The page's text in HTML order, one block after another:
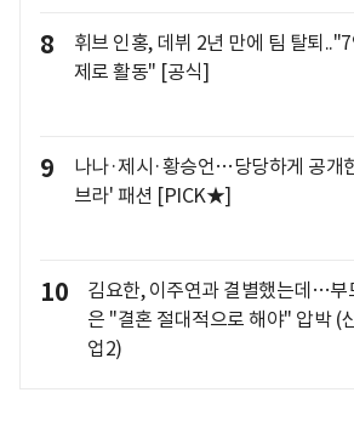
8
휘브 인홍, 데뷔 2년 만에 팀 탈퇴.."7
제로 활동" [공식]
9
나나·제시·황승언…당당하게 공개
브라' 패션 [PICK★]
10
김요한, 이주연과 결별했는데…부
은 "결혼 절대적으로 해야" 압박 (
업2)